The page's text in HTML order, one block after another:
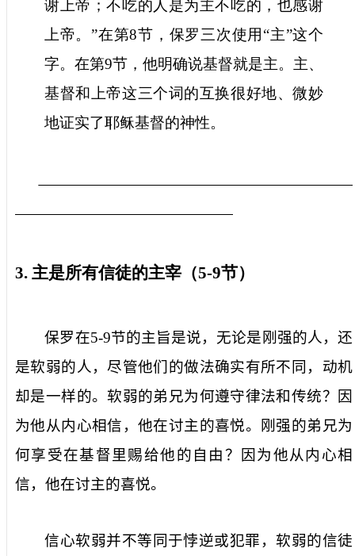
谢上帝；不吃的人是为主不吃的，也感谢
上帝。”在第8节，保罗三次使用“主”这个
字。在第9节，他明确说基督就是主。主、
基督和上帝这三个词的互换很好地、微妙
地证实了耶稣基督的神性。
3. 主是所有信徒的主宰（5-9节）
保罗在5-9节的主旨是说，无论是刚强的人，还
是软弱的人，尽管他们的做法确实有所不同，动机
却是一样的。软弱的弟兄为何遵守律法和传统？因
为他从内心相信，他在讨主的喜悦。刚强的弟兄为
何享受在基督里赐给他的自由？因为他从内心相
信，他在讨主的喜悦。
信心软弱并不等同于悖逆或犯罪，软弱的信徒